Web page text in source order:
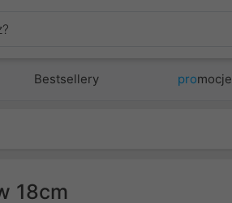
Bestsellery promocje
18cm